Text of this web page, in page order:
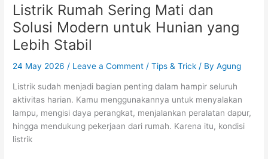
Listrik Rumah Sering Mati dan
Solusi Modern untuk Hunian yang
Lebih Stabil
24 May 2026 / Leave a Comment /Tips & Trick / ByAgung
Listrik sudah menjadi bagian penting dalam hampir seluruh
aktivitas harian. Kamu menggunakannya untuk menyalakan
lampu, mengisi daya perangkat, menjalankan peralatan dapur,
hingga mendukung pekerjaan dari rumah. Karena itu, kondisi
listrik